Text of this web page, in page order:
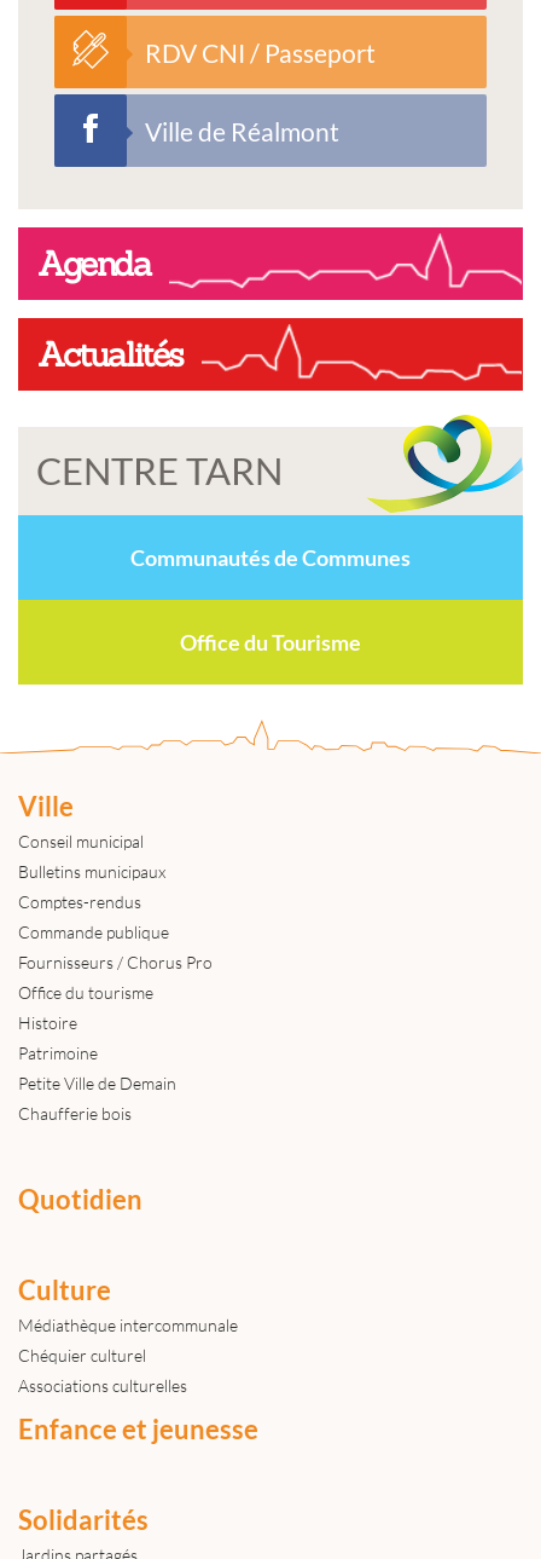
RDV CNI / Passeport
Ville de Réalmont
Agenda
Actualités
CENTRE TARN
Communautés de Communes
Office du Tourisme
Ville
Conseil municipal
Bulletins municipaux
Comptes-rendus
Commande publique
Fournisseurs / Chorus Pro
Office du tourisme
Histoire
Patrimoine
Petite Ville de Demain
Chaufferie bois
Quotidien
Culture
Médiathèque intercommunale
Chéquier culturel
Associations culturelles
Enfance et jeunesse
Solidarités